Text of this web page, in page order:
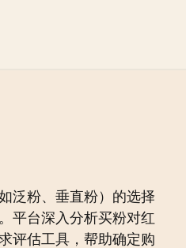
泛粉、垂直粉）的选择
平台深入分析买粉对红
评估工具，帮助确定购